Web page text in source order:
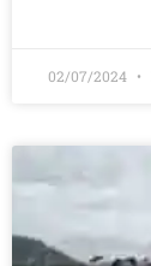
02/07/2024